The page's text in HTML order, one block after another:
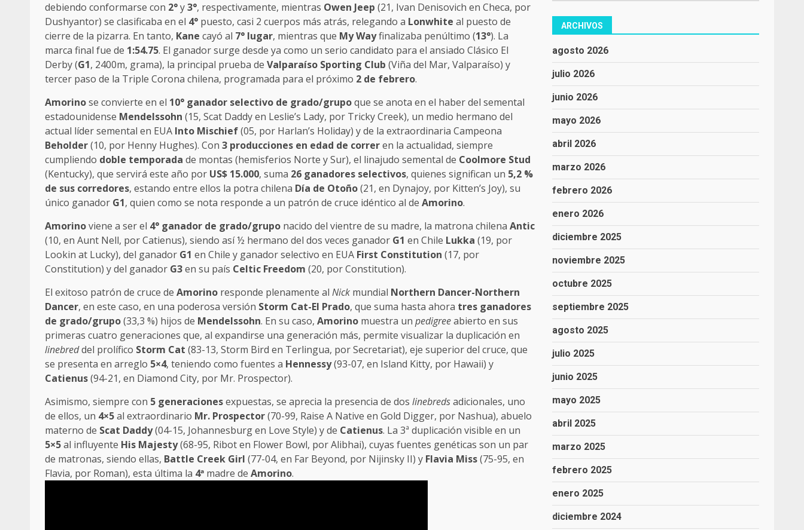
debiendo conformarse con 2°y3°, respectivamente, mientras Owen Jeep (21, Ivan Denisovich en Checa, por
Dushyantor) se clasificaba en el 4° puesto, casi 2 cuerpos más atrás, relegando a Lonwhite al puesto de
cierre de la pizarra. En tanto, Kane cayó al 7° lugar, mientras que My Wayfinalizaba penúltimo (13°). La
marca final fue de 1:54.75. El ganador surge desde ya como un serio candidato para el ansiado Clásico El
Derby (G1, 2400m, grama), la principal prueba de Valparaíso Sporting Club (Viña del Mar, Valparaíso) y
tercer paso de la Triple Corona chilena, programada para el próximo 2 de febrero.
Amorinose convierte en el 10° ganador selectivo de grado/grupoque se anota en el haber del semental
estadounidense Mendelssohn (15, Scat Daddy en Leslie’s Lady, por Tricky Creek), un medio hermano del
actual líder semental en EUA Into Mischief(05, por Harlan’s Holiday) y de la extraordinaria Campeona
Beholder(10, por Henny Hughes). Con 3 producciones en edad de correren la actualidad, siempre
cumpliendo doble temporada de montas (hemisferios Norte y Sur), el linajudo semental de Coolmore Stud
(Kentucky), que servirá este año por US$ 15.000, suma 26 ganadores selectivos, quienes significan un 5,2 %
de sus corredores, estando entre ellos la potra chilena Día de Otoño(21, en Dynajoy, por Kitten’s Joy), su
único ganador G1, quien como se nota responde a un patrón de cruce idéntico al de Amorino.
Amorinoviene a ser el 4° ganador de grado/grupo nacido del vientre de su madre, la matrona chilena Antic
(10, en Aunt Nell, por Catienus), siendo así ½ hermano del dos veces ganador G1 en Chile Lukka (19, por
Lookin at Lucky), del ganador G1 en Chile y ganador selectivo en EUA First Constitution (17, por
Constitution) y del ganador G3en su país Celtic Freedom (20, por Constitution).
El exitoso patrón de cruce de Amorino responde plenamente al Nick mundial Northern Dancer-Northern
Dancer, en este caso, en una poderosa versión Storm Cat-El Prado, que suma hasta ahora tres ganadores
de grado/grupo(33,3 %) hijos de Mendelssohn. En su caso, Amorino muestra un pedigreeabierto en sus
primeras cuatro generaciones que, al expandirse una generación más, permite visualizar la duplicación en
linebreddel prolífico Storm Cat (83-13, Storm Bird en Terlingua, por Secretariat), eje superior del cruce, que
se presenta en arreglo 5×4, teniendo como fuentes a Hennessy(93-07, en Island Kitty, por Hawaii) y
Catienus(94-21, en Diamond City, por Mr. Prospector).
Asimismo, siempre con 5 generacionesexpuestas, se aprecia la presencia de dos linebredsadicionales, uno
de ellos, un 4×5al extraordinario Mr. Prospector(70-99, Raise A Native en Gold Digger, por Nashua), abuelo
materno de Scat Daddy(04-15, Johannesburg en Love Style) y de Catienus. La 3ª duplicación visible en un
5×5al influyente His Majesty(68-95, Ribot en Flower Bowl, por Alibhai), cuyas fuentes genéticas son un par
de matronas, siendo ellas, Battle Creek Girl (77-04, en Far Beyond, por Nijinsky II) y Flavia Miss(75-95, en
Flavia, por Roman), esta última la 4ª madre de Amorino.
ARCHIVOS
agosto 2026
julio 2026
junio 2026
mayo 2026
abril 2026
marzo 2026
febrero 2026
enero 2026
diciembre 2025
noviembre 2025
octubre 2025
septiembre 2025
agosto 2025
julio 2025
junio 2025
mayo 2025
abril 2025
marzo 2025
febrero 2025
enero 2025
diciembre 2024